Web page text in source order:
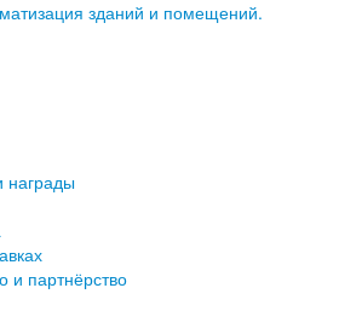
зданий и помещений.
награды
и партнёрство